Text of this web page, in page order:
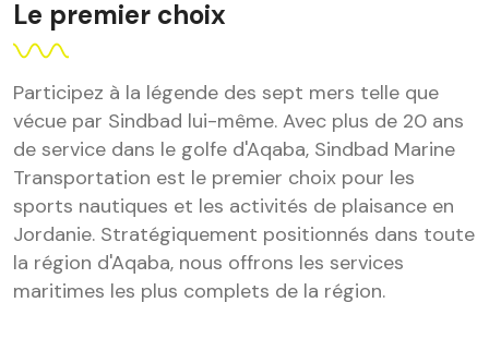
Le premier choix
Participez à la légende des sept mers telle que
vécue par Sindbad lui-même. Avec plus de 20 ans
de service dans le golfe d'Aqaba, Sindbad Marine
Transportation est le premier choix pour les
sports nautiques et les activités de plaisance en
Jordanie. Stratégiquement positionnés dans toute
la région d'Aqaba, nous offrons les services
maritimes les plus complets de la région.